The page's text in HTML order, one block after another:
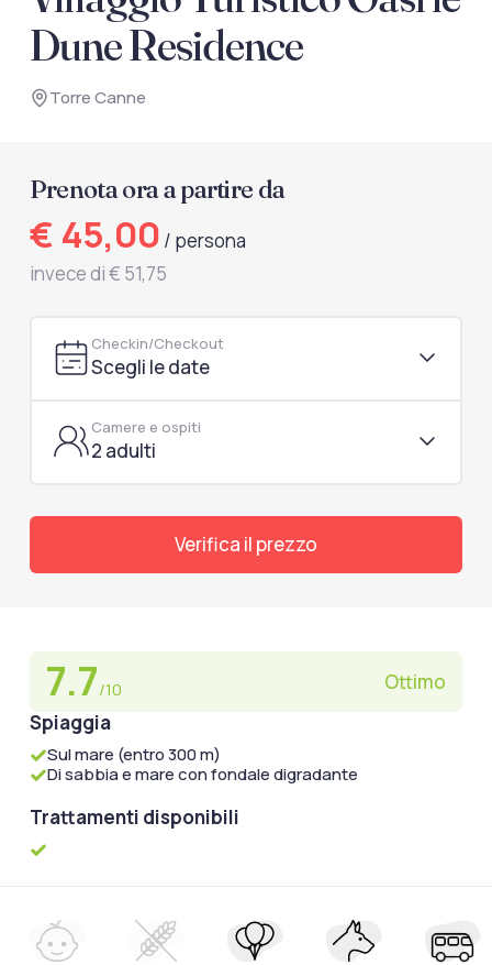
documenti di viaggio.
Accedi / Registrati
Dune Residence
Torre Canne
Prenota ora a partire da
€ 45,00 / persona
invece di € 51,75
Checkin/Checkout
Scegli le date
Camere e ospiti
2 adulti
Verifica il prezzo
7.7/10
Ottimo
Spiaggia
Sul mare (entro 300 m)
Di sabbia e mare con fondale digradante
Trattamenti disponibili